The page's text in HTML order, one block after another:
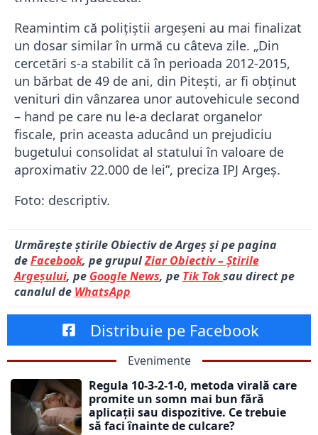
Reamintim că polițiștii argeșeni au mai finalizat
un dosar similar în urmă cu câteva zile. „Din
cercetări s-a stabilit că în perioada 2012-2015,
un bărbat de 49 de ani, din Pitești, ar fi obținut
venituri din vânzarea unor autovehicule second
– hand pe care nu le-a declarat organelor
fiscale, prin aceasta aducând un prejudiciu
bugetului consolidat al statului în valoare de
aproximativ 22.000 de lei”, preciza IPJ Argeș.
Foto: descriptiv.
Urmărește știrile Obiectiv de Argeș și pe pagina
deFacebook, pe grupulZiar Obiectiv – Știrile
Argeșului, pe Google News, pe Tik Toksau direct pe
canalul de WhatsApp
Distribuie pe Facebook
Evenimente
Regula 10-3-2-1-0, metoda virală care
promite un somn mai bun fără
aplicații sau dispozitive. Ce trebuie
să faci înainte de culcare?